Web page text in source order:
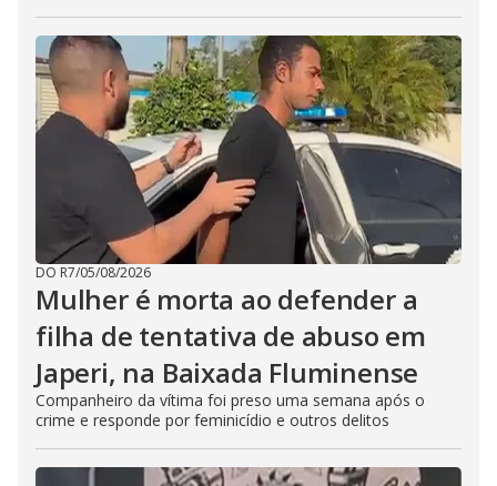
DO R7/05/08/2026
Mulher é morta ao defender a
filha de tentativa de abuso em
Japeri, na Baixada Fluminense
Companheiro da vítima foi preso uma semana após o
crime e responde por feminicídio e outros delitos